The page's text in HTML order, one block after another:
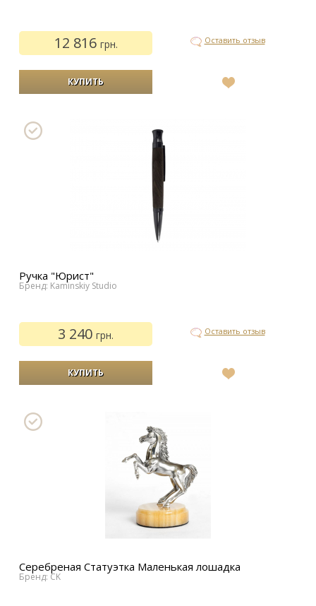
12 816 грн. Оставить отзыв
Ручка "Юрист"
Бренд: Kaminskiy Studio
3 240грн. Оставить отзыв
Серебреная Статуэтка Маленькая лошадка
Бренд: CK